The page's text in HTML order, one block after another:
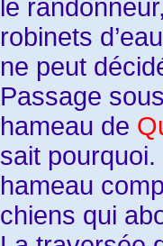
le
robinets
ne peut
Passage
hameau de
sait
hameau
chiens qui